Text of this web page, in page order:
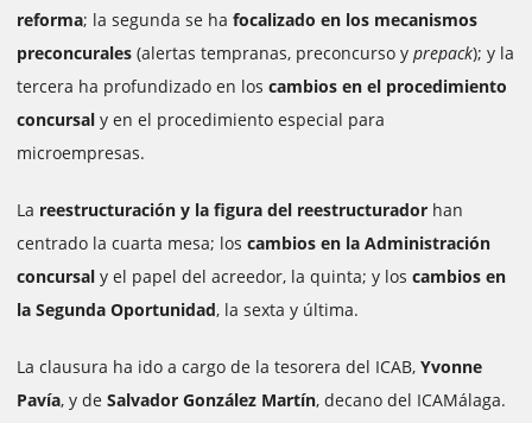
reforma; la segunda se ha focalizado en los mecanismos
preconcurales (alertas tempranas, preconcurso y prepack); y la
tercera ha profundizado en los cambios en el procedimiento
concursal y en el procedimiento especial para
microempresas.
La reestructuración y la figura del reestructurador han
centrado la cuarta mesa; los cambios en la Administración
concursal y el papel del acreedor, la quinta; y los cambios en
la Segunda Oportunidad, la sexta y última.
La clausura ha ido a cargo de la tesorera del ICAB, Yvonne
Pavía, y de Salvador González Martín, decano del ICAMálaga.